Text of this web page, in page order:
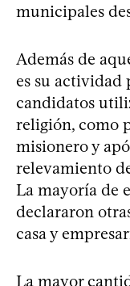
municipales
Además de
es su actividad
candidatos
religión, como
misionero y
relevamiento
La mayoría de
declararon
casa y
La mayor